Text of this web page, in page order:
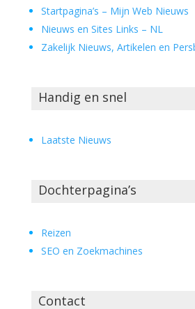
Startpagina’s – Mijn Web Nieuws
Nieuws en Sites Links – NL
Zakelijk Nieuws, Artikelen en
Handig en snel
Laatste Nieuws
Dochterpagina’s
Reizen
SEO en Zoekmachines
Contact